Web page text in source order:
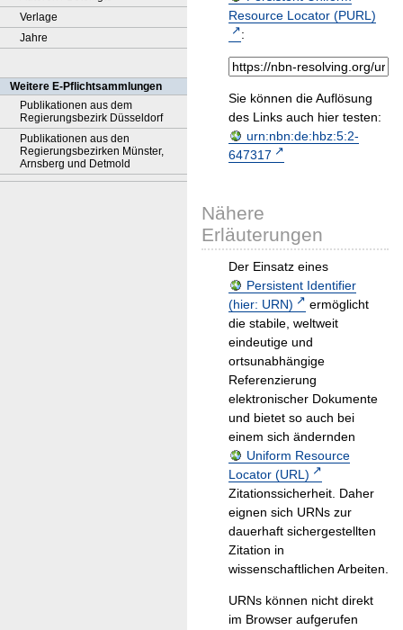
Verlage
Jahre
Weitere E-Pflichtsammlungen
Publikationen aus dem
Regierungsbezirk Düsseldorf
Publikationen aus den
Regierungsbezirken Münster,
Arnsberg und Detmold
Resource Locator (PURL)
:
Sie können die Auflösung
des Links auch hier testen:
urn:nbn:de:hbz:5:2-
647317
Nähere
Erläuterungen
Der Einsatz eines
Persistent Identifier
(hier: URN)
ermöglicht
die stabile, weltweit
eindeutige und
ortsunabhängige
Referenzierung
elektronischer Dokumente
und bietet so auch bei
einem sich ändernden
Uniform Resource
Locator (URL)
Zitationssicherheit. Daher
eignen sich URNs zur
dauerhaft sichergestellten
Zitation in
wissenschaftlichen Arbeiten.
URNs können nicht direkt
im Browser aufgerufen